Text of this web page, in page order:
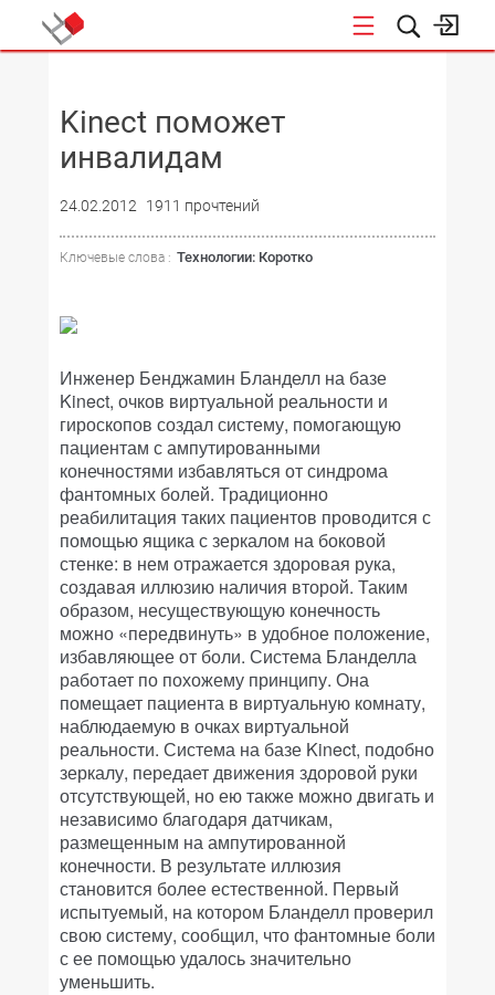
Kinect поможет
инвалидам
24.02.2012 1911 прочтений
Ключевые слова : Технологии: Коротко
Инженер Бенджамин Бланделл на базе
Kinect, очков виртуальной реальности и
гироскопов создал систему, помогающую
пациентам с ампутированными
конечностями избавляться от синдрома
фантомных болей. Традиционно
реабилитация таких пациентов проводится с
помощью ящика с зеркалом на боковой
стенке: в нем отражается здоровая рука,
создавая иллюзию наличия второй. Таким
образом, несуществующую конечность
можно «передвинуть» в удобное положение,
избавляющее от боли. Система Бланделла
работает по похожему принципу. Она
помещает пациента в виртуальную комнату,
наблюдаемую в очках виртуальной
реальности. Система на базе Kinect, подобно
зеркалу, передает движения здоровой руки
отсутствующей, но ею также можно двигать и
независимо благодаря датчикам,
размещенным на ампутированной
конечности. В результате иллюзия
становится более естественной. Первый
испытуемый, на котором Бланделл проверил
свою систему, сообщил, что фантомные боли
с ее помощью удалось значительно
уменьшить.